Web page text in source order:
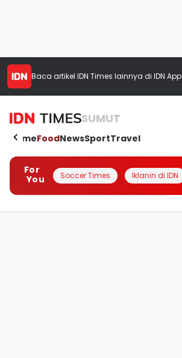
Baca artikel IDN Times lainnya di IDN App
SUMUT
HomeFoodNewsSportTravel
For
You
Soccer Times Iklanin di IDN